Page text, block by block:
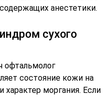
анестетики.
сухого
офтальмолог
состояние кожи на
характер моргания. Если